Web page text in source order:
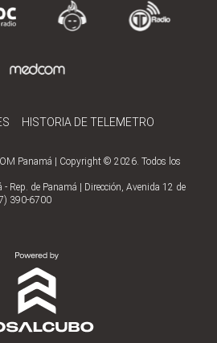
HISTORIA DE TELEMETRO
Panamá | Copyright © 2026. Todos los
Rep. de Panamá | Dirección, Avenida 12 de
390-6700